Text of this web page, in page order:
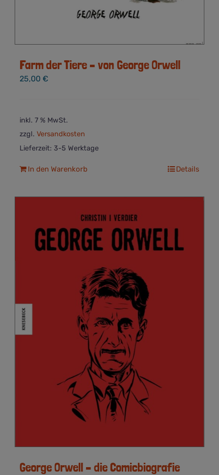
Farm der Tiere – von George Orwell
25,00 €
inkl. 7 % MwSt.
zzgl. Versandkosten
Lieferzeit: 3-5 Werktage
In den Warenkorb Details
George Orwell – die Comicbiografie